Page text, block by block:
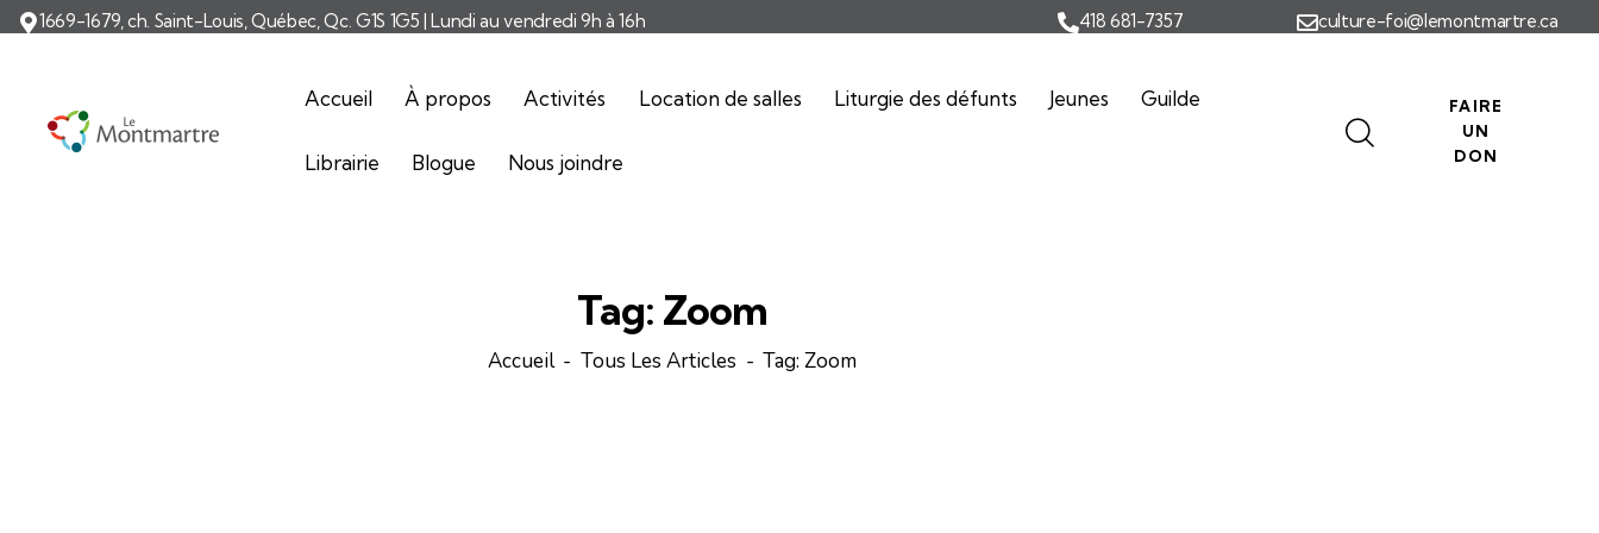
1669-1679, ch. Saint-Louis, Québec, Qc. G1S 1G5 | Lundi au vendredi 9h à 16h 418 681-7357 culture-foi@lemontmartre.ca
Accueil À propos Activités Location de salles Liturgie des défunts Jeunes Guilde
Librairie Blogue Nous joindre
FAIRE
UN
DON
Tag: Zoom
Accueil Tous Les Articles Tag: Zoom